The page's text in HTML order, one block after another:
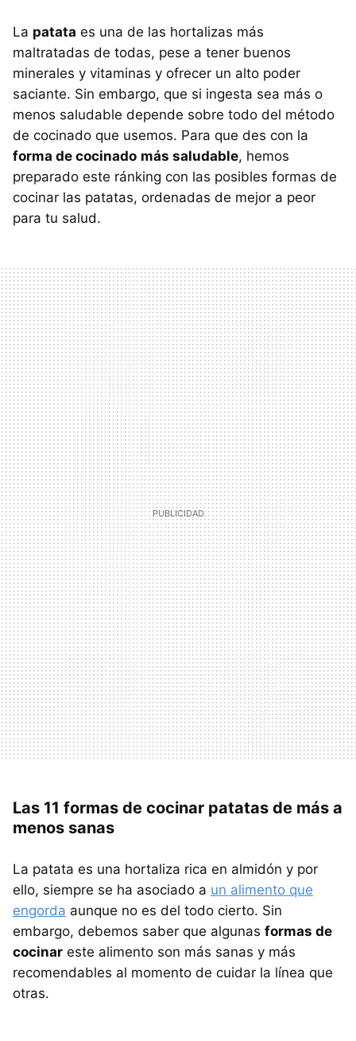
La patata es una de las hortalizas más
maltratadas de todas, pese a tener buenos
minerales y vitaminas y ofrecer un alto poder
saciante. Sin embargo, que si ingesta sea más o
menos saludable depende sobre todo del método
de cocinado que usemos. Para que des con la
forma de cocinado más saludable, hemos
preparado este ránking con las posibles formas de
cocinar las patatas, ordenadas de mejor a peor
para tu salud.
Las 11 formas de cocinar patatas de más a
menos sanas
La patata es una hortaliza rica en almidón y por
ello, siempre se ha asociado a un alimento que
engorda aunque no es del todo cierto. Sin
embargo, debemos saber que algunas formas de
cocinar este alimento son más sanas y más
recomendables al momento de cuidar la línea que
otras.